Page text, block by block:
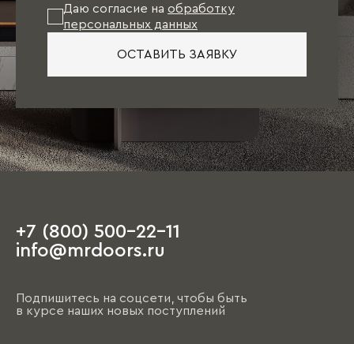
Даю согласие на обработку
персональных данных
ОСТАВИТЬ ЗАЯВКУ
+7 (800) 500-22-11
info@mrdoors.ru
Подпишитесь на соцсети, чтобы быть
в курсе наших новых поступлений